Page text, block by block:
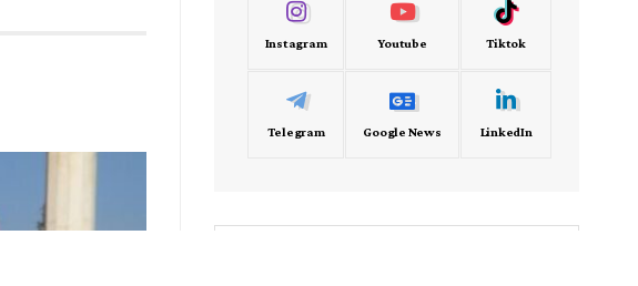
Instagram Youtube Tiktok
Telegram Google News LinkedIn